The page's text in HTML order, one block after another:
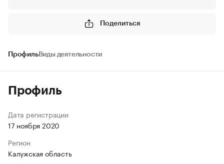
Поделиться
ПрофильВиды деятельности
Профиль
Дата регистрации
17 ноября 2020
Регион
Калужская область